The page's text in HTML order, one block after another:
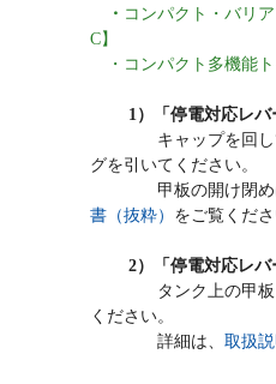
・ コンパクト・バリ
C】
・コンパクト多機能
1）「停電対応レ
キャップを回して
グを引いてください。
甲板の開け閉めは
書（抜粋） をご覧くださ
2）「停電対応レバ
タンク上の甲板を
ください。
詳細は、 取扱説